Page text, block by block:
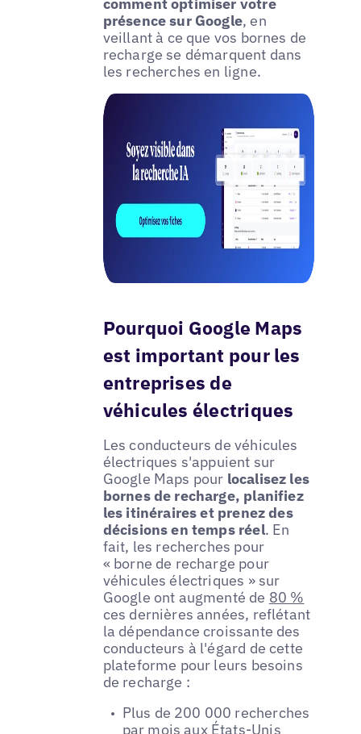
présence sur Google, en
veillant à ce que vos bornes de
recharge se démarquent dans
les recherches en ligne.
Pourquoi Google Maps
est important pour les
entreprises de
véhicules électriques
Les conducteurs de véhicules
électriques s'appuient sur
Google Maps pour localisez les
bornes de recharge, planifiez
les itinéraires et prenez des
décisions en temps réel. En
fait, les recherches pour
« borne de recharge pour
véhicules électriques » sur
Google ont augmenté de 80 %
ces dernières années, reflétant
la dépendance croissante des
conducteurs à l'égard de cette
plateforme pour leurs besoins
de recharge :
Plus de 200 000 recherches
par mois aux États-Unis